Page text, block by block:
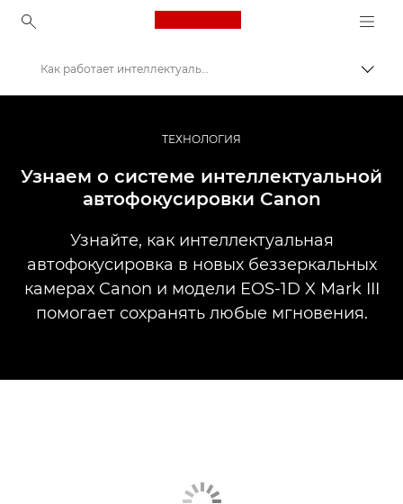
Canon Logo, back to
Профессиональная фото- и видеосъемка
Истории
Как работает интеллектуальная автофокусировка
ТЕХНОЛОГИЯ
Узнаем о системе интеллектуальной
автофокусировки Canon
Узнайте, как интеллектуальная
автофокусировка в новых беззеркальных
камерах Canon и модели EOS-1D X Mark III
помогает сохранять любые мгновения.